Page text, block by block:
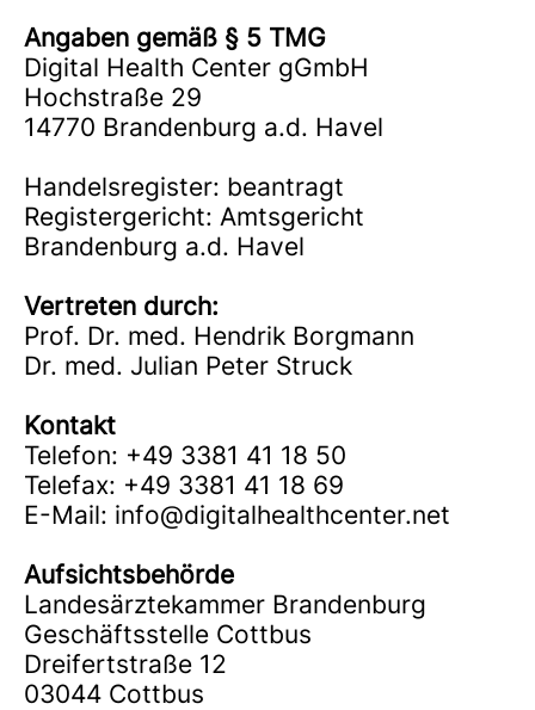
Angaben gemäß § 5 TMG
Digital Health Center gGmbH
Hochstraße 29
14770 Brandenburg a.d. Havel
Handelsregister: beantragt
Registergericht: Amtsgericht
Brandenburg a.d. Havel
Vertreten durch:
Prof. Dr. med. Hendrik Borgmann
Dr. med. Julian Peter Struck
Kontakt
Telefon: +49 3381 41 18 50
Telefax: +49 3381 41 18 69
E-Mail: info@digitalhealthcenter.net
Aufsichtsbehörde
Landesärztekammer Brandenburg
Geschäftsstelle Cottbus
Dreifertstraße 12
03044 Cottbus